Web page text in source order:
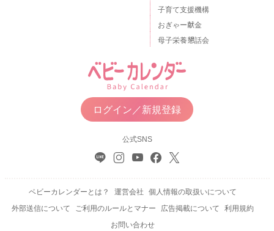
子育て支援機構
おぎゃー献金
母子栄養懇話会
ログイン／新規登録
公式SNS
ベビーカレンダーとは？ 運営会社
個人情報の取扱いについて
外部送信について
ご利用のルールとマナー 広告掲載について
利用規約
お問い合わせ